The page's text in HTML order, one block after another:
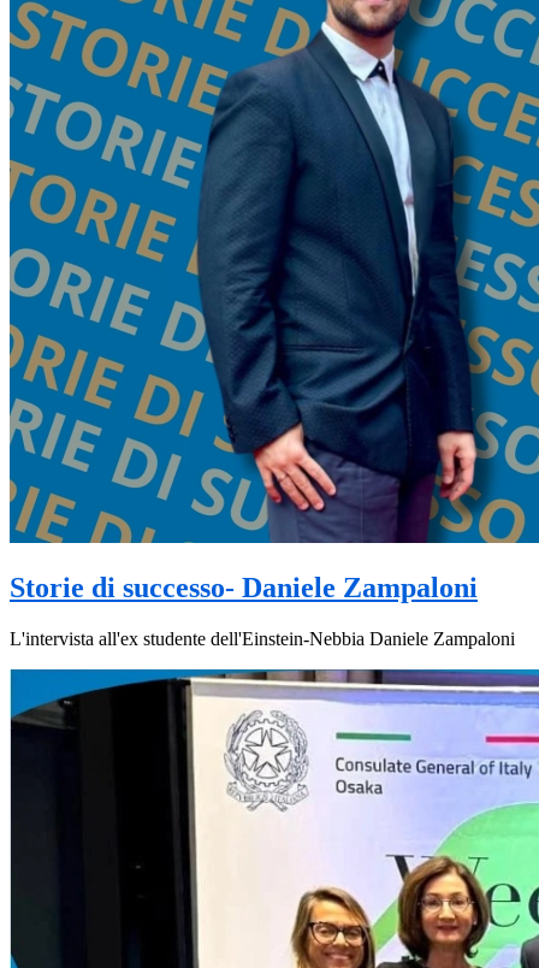
Storie di successo- Daniele Zampaloni
L'intervista all'ex studente dell'Einstein-Nebbia Daniele Zampaloni